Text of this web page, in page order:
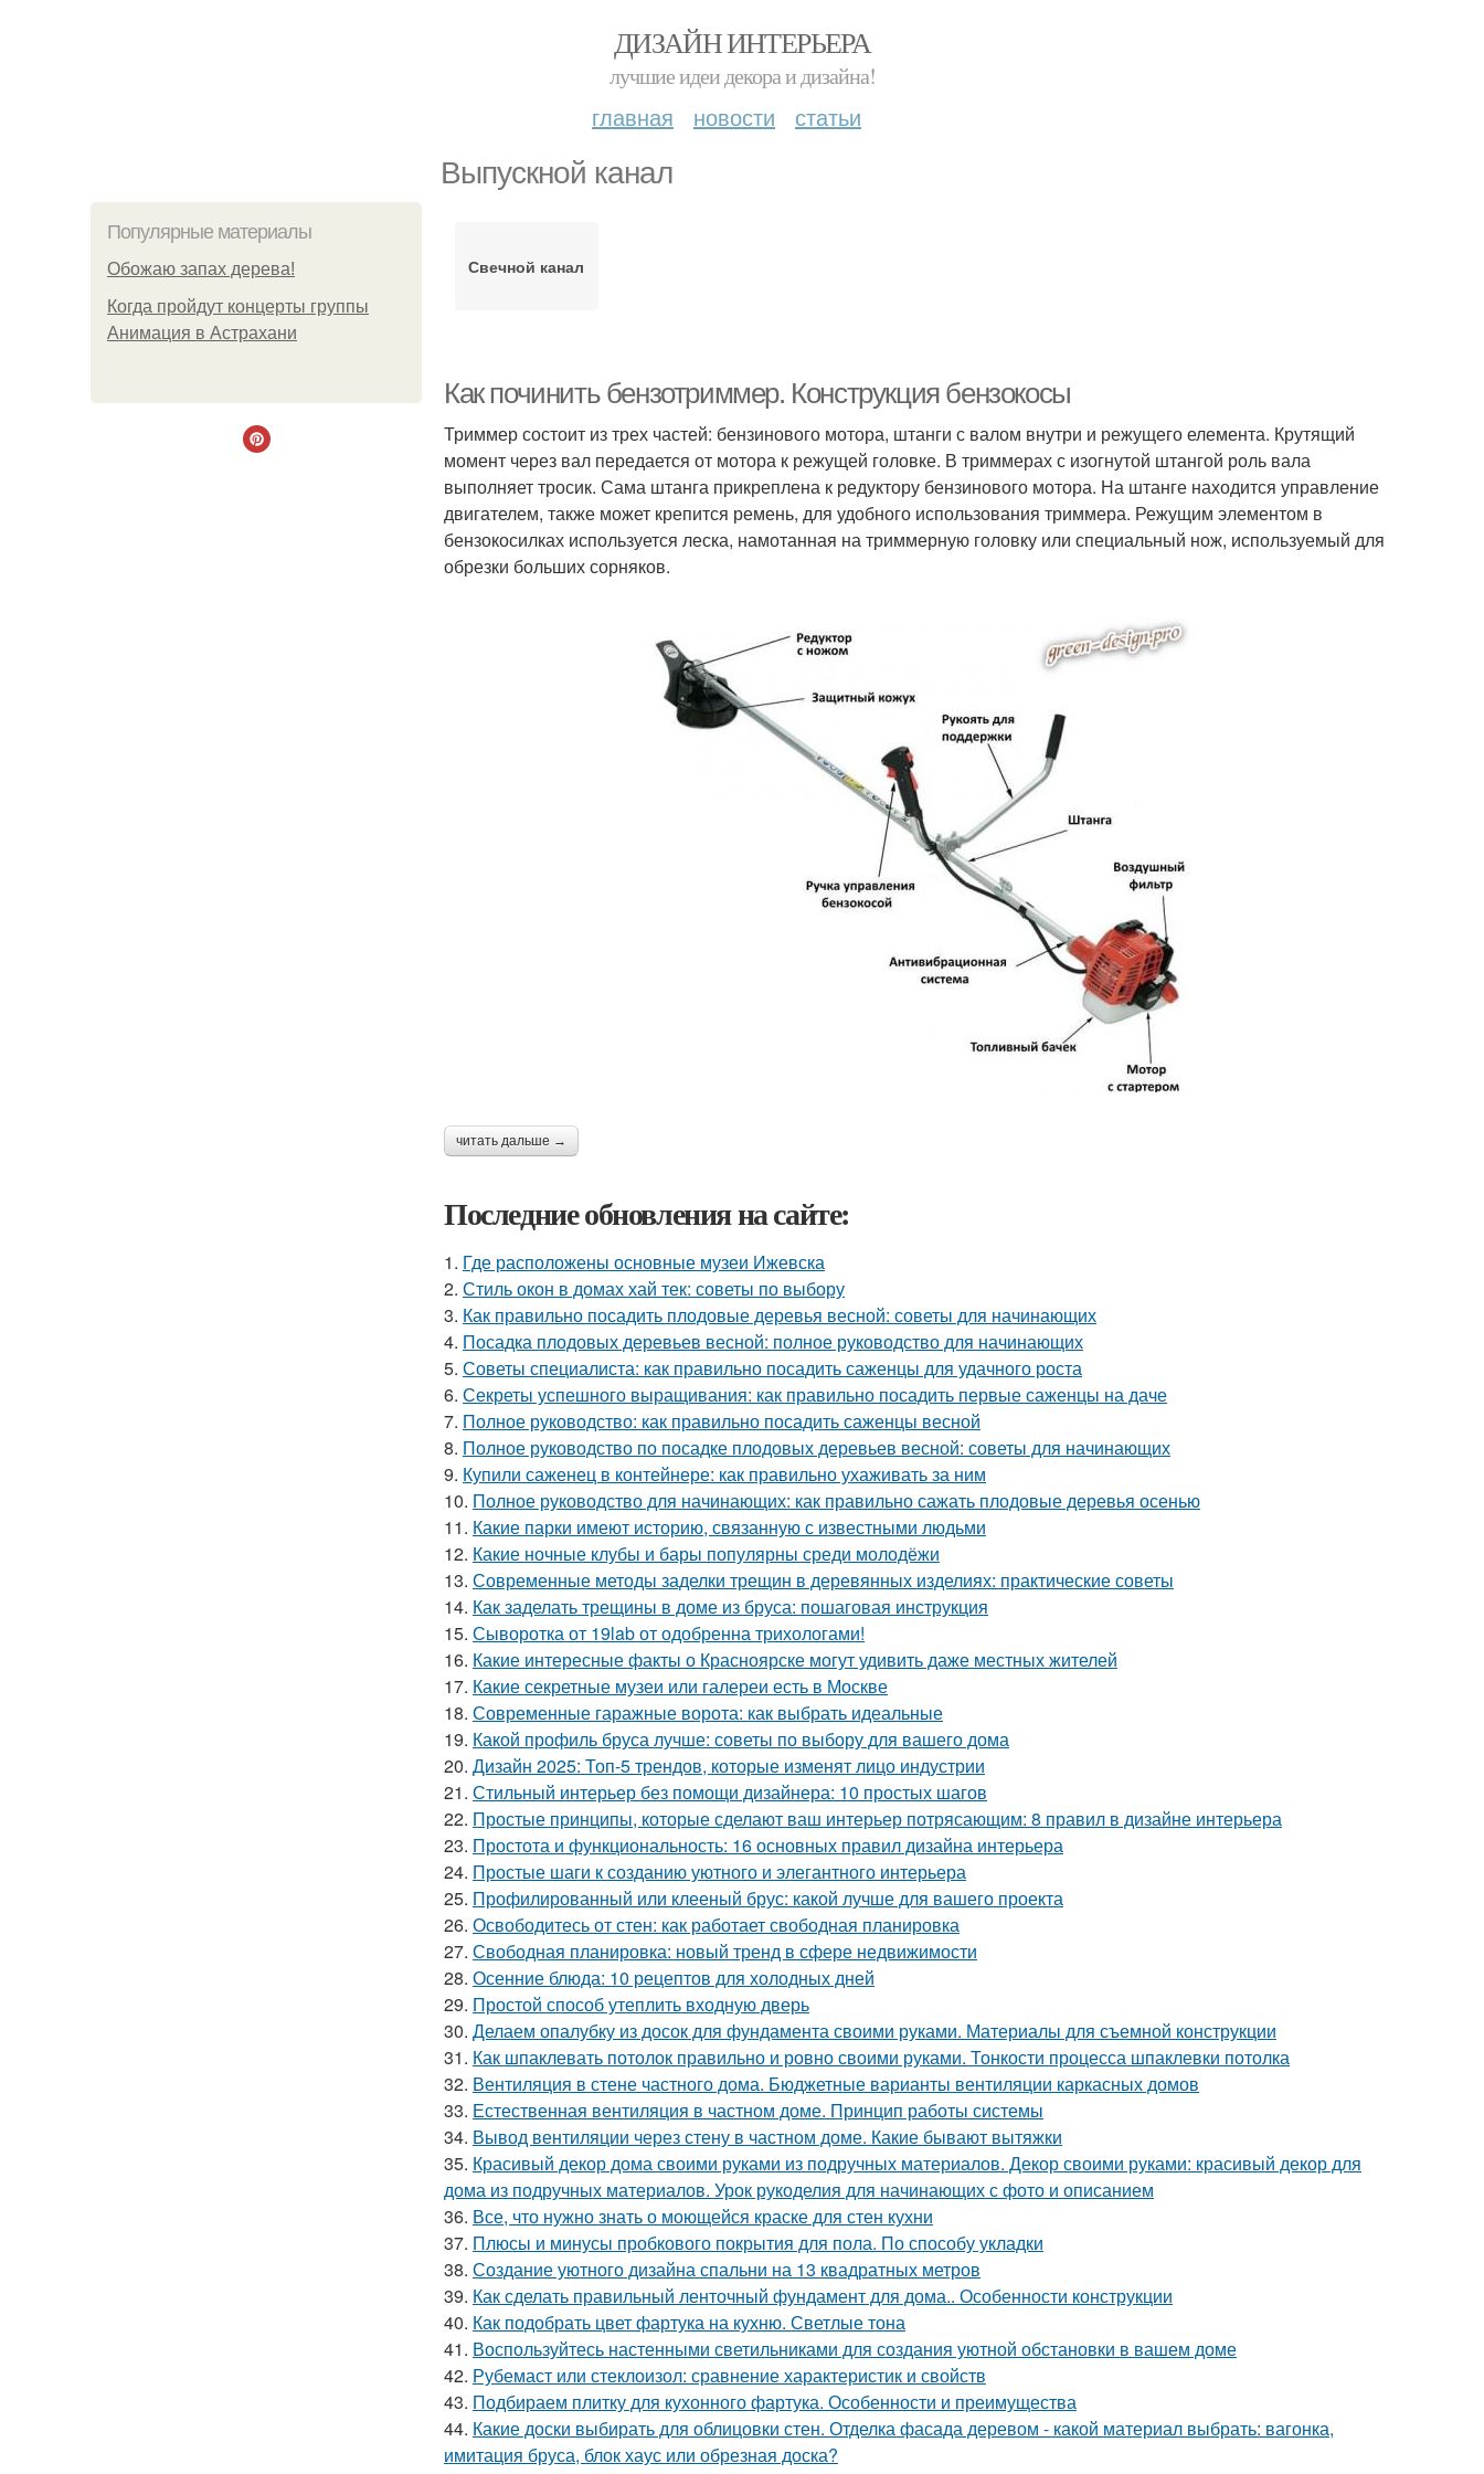
ДИЗАЙН ИНТЕРЬЕРА
лучшие идеи декора и дизайна!
главная новости статьи
Выпускной канал
Популярные материалы
Обожaю зaпах деpева!
Когда пройдут концерты группы
Анимация в Астрахани
Свечной канал
Как починить бензотриммер. Конструкция бензокосы
Триммер состоит из трех частей: бензинового мотора, штанги с валом внутри и режущего елемента. Крутящий
момент через вал передается от мотора к режущей головке. В триммерах с изогнутой штангой роль вала
выполняет тросик. Сама штанга прикреплена к редуктору бензинового мотора. На штанге находится управление
двигателем, также может крепится ремень, для удобного использования триммера. Режущим элементом в
бензокосилках используется леска, намотанная на триммерную головку или специальный нож, используемый для
обрезки больших сорняков.
читать дальше →
Последние обновления на сайте:
1. Где расположены основные музеи Ижевска
2. Стиль окон в домах хай тек: советы по выбору
3. Как правильно посадить плодовые деревья весной: советы для начинающих
4. Посадка плодовых деревьев весной: полное руководство для начинающих
5. Советы специалиста: как правильно посадить саженцы для удачного роста
6. Секреты успешного выращивания: как правильно посадить первые саженцы на даче
7. Полное руководство: как правильно посадить саженцы весной
8. Полное руководство по посадке плодовых деревьев весной: советы для начинающих
9. Купили саженец в контейнере: как правильно ухаживать за ним
10. Полное руководство для начинающих: как правильно сажать плодовые деревья осенью
11. Какие парки имеют историю, связанную с известными людьми
12. Какие ночные клубы и бары популярны среди молодёжи
13. Современные методы заделки трещин в деревянных изделиях: практические советы
14. Как заделать трещины в доме из бруса: пошаговая инструкция
15. Сыворотка от 19lab от одобренна трихологами!
16. Какие интересные факты о Красноярске могут удивить даже местных жителей
17. Какие секретные музеи или галереи есть в Москве
18. Современные гаражные ворота: как выбрать идеальные
19. Какой профиль бруса лучше: советы по выбору для вашего дома
20. Дизайн 2025: Топ-5 трендов, которые изменят лицо индустрии
21. Стильный интерьер без помощи дизайнера: 10 простых шагов
22. Простые принципы, которые сделают ваш интерьер потрясающим: 8 правил в дизайне интерьера
23. Простота и функциональность: 16 основных правил дизайна интерьера
24. Простые шаги к созданию уютного и элегантного интерьера
25. Профилированный или клееный брус: какой лучше для вашего проекта
26. Освободитесь от стен: как работает свободная планировка
27. Свободная планировка: новый тренд в сфере недвижимости
28. Осенние блюда: 10 рецептов для холодных дней
29. Простой способ утеплить входную дверь
30. Делаем опалубку из досок для фундамента своими руками. Материалы для съемной конструкции
31. Как шпаклевать потолок правильно и ровно своими руками. Тонкости процесса шпаклевки потолка
32. Вентиляция в стене частного дома. Бюджетные варианты вентиляции каркасных домов
33. Естественная вентиляция в частном доме. Принцип работы системы
34. Вывод вентиляции через стену в частном доме. Какие бывают вытяжки
35. Красивый декор дома своими руками из подручных материалов. Декор своими руками: красивый декор для
дома из подручных материалов. Урок рукоделия для начинающих с фото и описанием
36. Все, что нужно знать о моющейся краске для стен кухни
37. Плюсы и минусы пробкового покрытия для пола. По способу укладки
38. Создание уютного дизайна спальни на 13 квадратных метров
39. Как сделать правильный ленточный фундамент для дома.. Особенности конструкции
40. Как подобрать цвет фартука на кухню. Светлые тона
41. Воспользуйтесь настенными светильниками для создания уютной обстановки в вашем доме
42. Рубемаст или стеклоизол: сравнение характеристик и свойств
43. Подбираем плитку для кухонного фартука. Особенности и преимущества
44. Какие доски выбирать для облицовки стен. Отделка фасада деревом - какой материал выбрать: вагонка,
имитация бруса, блок хаус или обрезная доска?